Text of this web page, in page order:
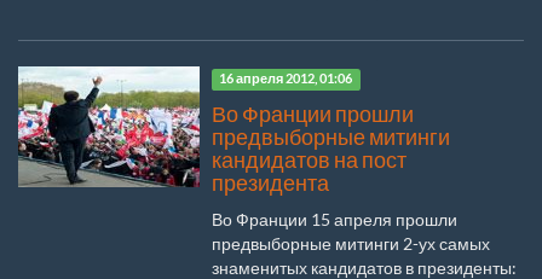
16 апреля 2012, 01:06
Во Франции прошли
предвыборные митинги
кандидатов на пост
президента
Во Франции 15 апреля прошли
предвыборные митинги 2-ух самых
знаменитых кандидатов в президенты: